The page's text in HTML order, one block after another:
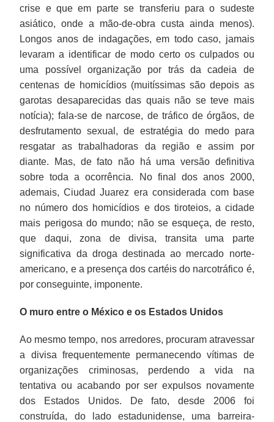
crise e que em parte se transferiu para o sudeste
asiático, onde a mão-de-obra custa ainda menos).
Longos anos de indagações, em todo caso, jamais
levaram a identificar de modo certo os culpados ou
uma possível organização por trás da cadeia de
centenas de homicídios (muitíssimas são depois as
garotas desaparecidas das quais não se teve mais
notícia); fala-se de narcose, de tráfico de órgãos, de
desfrutamento sexual, de estratégia do medo para
resgatar as trabalhadoras da região e assim por
diante. Mas, de fato não há uma versão definitiva
sobre toda a ocorrência. No final dos anos 2000,
ademais, Ciudad Juarez era considerada com base
no número dos homicídios e dos tiroteios, a cidade
mais perigosa do mundo; não se esqueça, de resto,
que daqui, zona de divisa, transita uma parte
significativa da droga destinada ao mercado norte-
americano, e a presença dos cartéis do narcotráfico é,
por conseguinte, imponente.
O muro entre o México e os Estados Unidos
Ao mesmo tempo, nos arredores, procuram atravessar
a divisa frequentemente permanecendo vítimas de
organizações criminosas, perdendo a vida na
tentativa ou acabando por ser expulsos novamente
dos Estados Unidos. De fato, desde 2006 foi
construída, do lado estadunidense, uma barreira-